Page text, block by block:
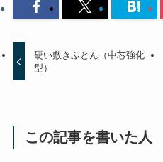
硬い敷きふとん（中芯強化
型）
この記事を書いた人